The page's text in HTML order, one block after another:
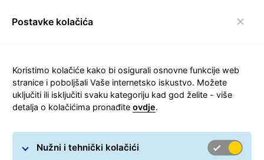
GLS General Logistics
Systems Croatia d.o.o. za
usluge
Postavke kolačića
Koristimo kolačiće kako bi osigurali osnovne funkcije web
stranice i poboljšali Vaše internetsko iskustvo. Možete
uključiti ili isključiti svaku kategoriju kad god želite - više
detalja o kolačićima pronađite ovdje.
Nužni i tehnički kolačići